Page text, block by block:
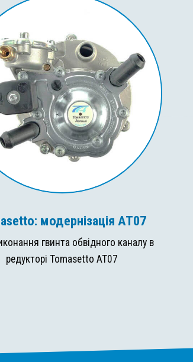
модернізація AT07
гвинта обвідного каналу в
редукторі Tomasetto AT07